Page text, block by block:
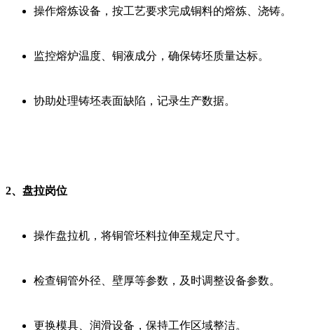
操作熔炼设备，按工艺要求完成铜料的熔炼、浇铸。
监控熔炉温度、铜液成分，确保铸坯质量达标。
协助处理铸坯表面缺陷，记录生产数据。
2、盘拉岗位
操作盘拉机，将铜管坯料拉伸至规定尺寸。
检查铜管外径、壁厚等参数，及时调整设备参数。
更换模具、润滑设备，保持工作区域整洁。